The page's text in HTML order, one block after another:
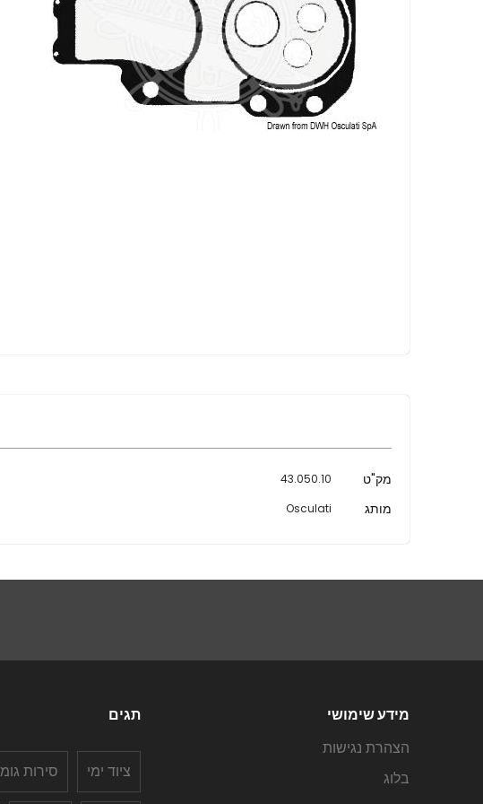
מידע
נוסף
מק"ט 43.050.10
מותג Osculati
מידע שימושי
הצהרת נגישות
בלוג
תגים
ציוד ימי סירות